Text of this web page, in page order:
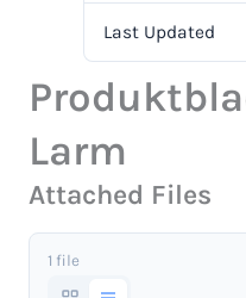
Last Updated
Larm
Attached Files
1 file